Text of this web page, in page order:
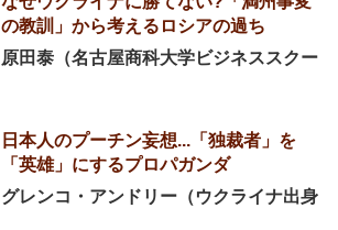
の教訓」から考えるロシアの過ち
原田泰（名古屋商科大学ビジネススクー
日本人のプーチン妄想...「独裁者」を
「英雄」にするプロパガンダ
グレンコ・アンドリー（ウクライナ出身